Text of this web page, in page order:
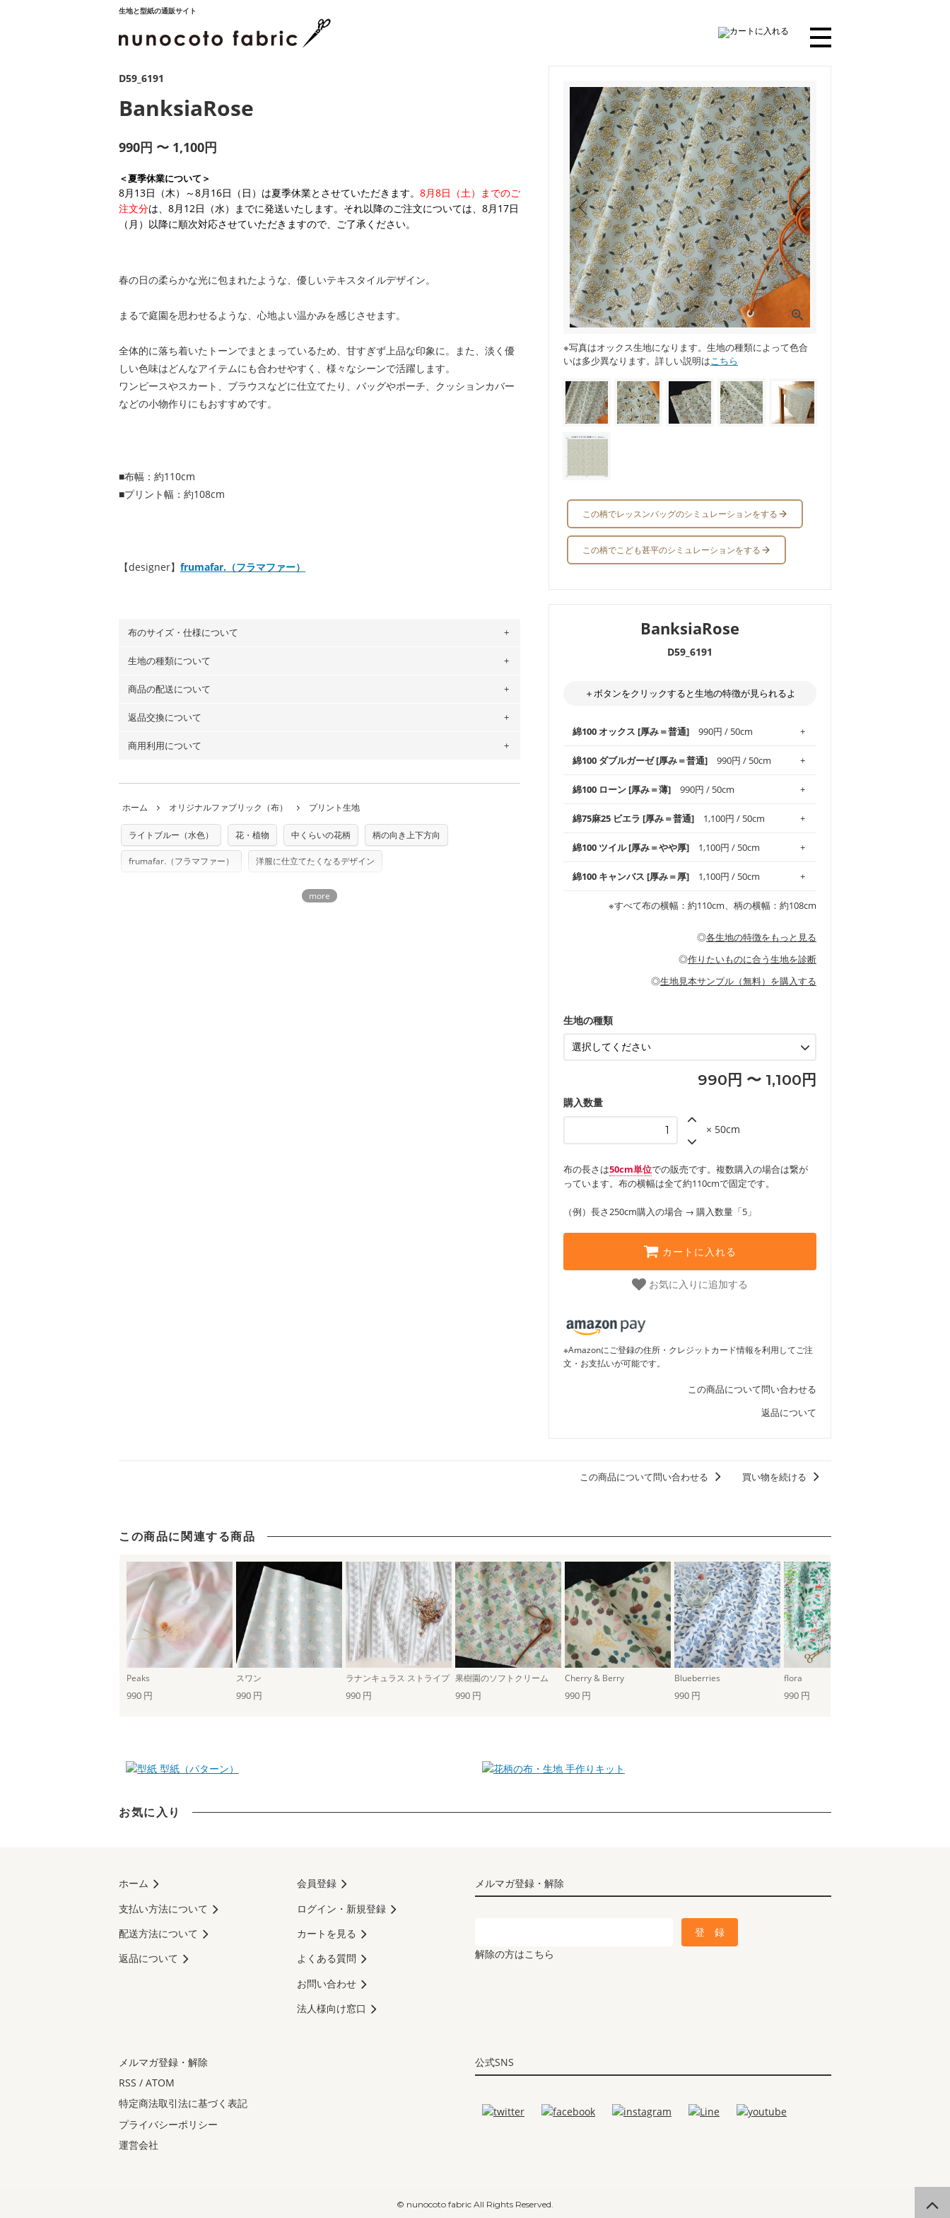
生地と型紙の通販サイト
※写真はオックス生地になります。生地の種類によって色合
いは多少異なります。詳しい説明はこちら
この柄でレッスンバッグのシミュレーションをする
この柄でこども甚平のシミュレーションをする
BanksiaRose
D59_6191
＋ボタンをクリックすると生地の特徴が見られるよ
綿100 オックス [厚み＝普通] 990円 / 50cm
使いやすさNo.1！しなやかさと適度な張りを併せ持ち、
通気性の高さがオックス生地の特徴です。当サイトのオ
縫いやすいため、布小物全般にお使いいただけます。
※レッスンバッグ、上履き袋などの通園通学グッズには
などの布小物
・布団カバーなどの寝具、カーテン
・スカート、甚平などの子ども服
綿100 ダブルガーゼ [厚み＝普通] 990円 / 50cm
柔らかくふんわりとした肌触りが特徴です。ベビー用品
やハンカチなど直接肌に触れるアイテムに最適です。高
シーズンで活躍してくれます。
・スタイ、おくるみなどのベビーグッズ
・ブラウス、チュニック、ワンピースなどの洋服
綿100 ローン [厚み＝薄] 990円 / 50cm
上質で薄手の平織りの生地です。軽やかさとなめらかな
手触りの良さが魅力。透け感があるので、涼しげなトッ
・ブラウス、シャツ、チュニックなどのトップス
綿75麻25 ビエラ [厚み＝普通] 1,100円 / 50cm
コットン75％リネン25％の当店のビエラ生地は、オック
ス生地よりもふんわりとした柔らかい質感と適度な落ち
綿100 ツイル [厚み＝やや厚] 1,100円 / 50cm
綾織りの生地です。しっかりとした張りと厚みがありな
がらも柔らかいのが特徴です。生地の厚みは中厚手で
・レッスンバッグ、上履き袋などの通園通学グッズ
・カーテン、エプロン、テーブルクロスなどの暮らしの
・パンツ、タックスカートなどのボトムス
もっと詳しく見る
綿100 キャンバス [厚み＝厚] 1,100円 / 50cm
夫で高い耐久性があります。トートバッグ・ポーチ・ペ
ンケースなどの布小物、インテリア用品に向いていま
・インテリア用品
※すべて布の横幅：約110cm、柄の横幅：約108cm
◎各生地の特徴をもっと見る
◎作りたいものに合う生地を診断
◎生地見本サンプル（無料）を購入する
生地の種類
990円 〜 1,100円
購入数量
× 50cm
布の長さは50cm単位での販売です。複数購入の場合は繋が
っています。布の横幅は全て約110cmで固定です。
（例）長さ250cm購入の場合 → 購入数量「5」
カートに入れる
お気に入りに追加する
※Amazonにご登録の住所・クレジットカード情報を利用してご注
文・お支払いが可能です。
この商品について問い合わせる
返品について
D59_6191
BanksiaRose
990円 〜 1,100円
＜夏季休業について＞
8月13日（木）～8月16日（日）は夏季休業とさせていただきます。 8月8日（土）までのご
注文分は、8月12日（水）までに発送いたします。それ以降のご注文については、8月17日
（月）以降に順次対応させていただきますので、ご了承ください。
春の日の柔らかな光に包まれたような、優しいテキスタイルデザイン。
まるで庭園を思わせるような、心地よい温かみを感じさせます。
全体的に落ち着いたトーンでまとまっているため、甘すぎず上品な印象に。また、淡く優
しい色味はどんなアイテムにも合わせやすく、様々なシーンで活躍します。
ワンピースやスカート、ブラウスなどに仕立てたり、バッグやポーチ、クッションカバー
などの小物作りにもおすすめです。
■布幅：約110cm
■プリント幅：約108cm
【designer】 frumafar.（フラマファー）
布のサイズ・仕様について
布の長さは50cm単位での販売になります。
※カットを希望の方は備考欄に「50cmずつカット希望」などご記載ください（50cm
単位でのカットのみ）
生地の種類について
・現在、すべてのデザインのプリントに使用している生地は６種類です。素材は
ーン）・コットンリネン（ビエラ織）・100％コットン（ツイル）・100％コットン
（キャンバス・11号帆布）です。
◎ 各生地の詳細を見る
商品の配送について
・ネコポスでの配送は、布は2mまで型紙は2個までとなります（一部例外有り）それ
ります。
※万が一、検品時に不備が見つかった場合は、4～5営業日後の発送となる場合がござ
※土日祝は営業日に含まれません。
※配送日のご指定は承れません。出来上がり次第、順次発送いたします。
返品交換について
・布はご注文後に注文数量のみをプリントするため、
購入後の返品および交換は承る
ていた色味と違う、などの理由での返品は承れません。予めご了承ください。
返品・交換対象の基準について詳しくは こちら
商用利用について
た記載も不要です。（製品化した際に起こる全ての問題、クレームにつきましては当
店及びnunocoto fabricは一切の責任を負いませんのでご了承ください）
※有料型紙（ホームソーイング型紙シリーズ）および柄がえらべるキットに付属された
型紙は商用利用できませんのでご注意ください。型紙自体の転用・販売および型紙を
ホーム オリジナルファブリック（布） プリント生地
ライトブルー（水色） 花・植物 中くらいの花柄 柄の向き上下方向
frumafar.（フラマファー） 洋服に仕立てたくなるデザイン
この商品について問い合わせる 買い物を続ける
この商品に関連する商品
Peaks スワン ラナンキュラス ストライプ 果樹園のソフトクリーム Cherry & Berry Blueberries flora
990 円 990 円 990 円 990 円 990 円 990 円 990 円
型紙（パターン） 手作りキット
お気に入り
メルマガ登録・解除
解除の方はこちら
ホーム
支払い方法について
配送方法について
返品について
会員登録
ログイン・新規登録
カートを見る
よくある質問
お問い合わせ
法人様向け窓口
公式SNS
メルマガ登録・解除
RSS / ATOM
特定商法取引法に基づく表記
プライバシーポリシー
運営会社
© nunocoto fabric All Rights Reserved.